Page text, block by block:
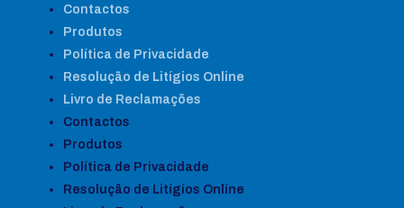
Contactos
Produtos
Política de Privacidade
Resolução de Litígios Online
Livro de Reclamações
Contactos
Produtos
Política de Privacidade
Resolução de Litígios Online